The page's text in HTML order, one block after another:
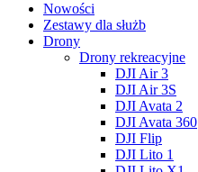
Nowości
Zestawy dla służb
Drony
Drony rekreacyjne
DJI Air 3
DJI Air 3S
DJI Avata 2
DJI Avata 360
DJI Flip
DJI Lito 1